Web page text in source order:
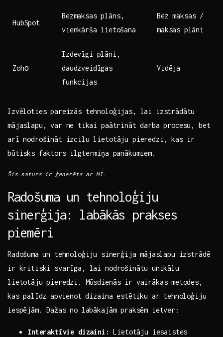
HubSpot
Bezmaksas plāns,
vienkārša⁤ lietošana
Bez maksas /
maksas ⁤plāni
Zohо
Izdevīgi‍ plāni,
daudzveidīgas
funkcijas
Vidēja
Izvēloties ‌pareizās tehnoloģijas,​ lai izstrādātu
mājaslapu, var ‌ne⁣ tikai paātrināt darba procesu, bet
arī nodrošināt izcilu lietotāju pieredzi, ​kas ⁤ir
būtisks faktors ​ilgtermiņa ⁣panākumiem.
Šis saturs ir ģenerēts ar MI.
Radošuma un tehnoloģiju
sinerģija: labākās prakses
piemēri
Radošuma⁤ un tehnoloģiju ⁢sinerģija mājaslapu izstrādē
ir kritiski svarīga, ​lai nodrošinātu⁢ unikālu
lietotāju pieredzi. Mūsdienās‍ ir vairākas ⁣metodes,
kas⁤ palīdz⁣ apvienot dizaina estētiku ar tehnoloģiju
‌iespējām. Dažas⁤ no labākajām‌ praksēm ietver: ‍
Interaktīvie dizaini: ⁤Lietotāju iesaistes